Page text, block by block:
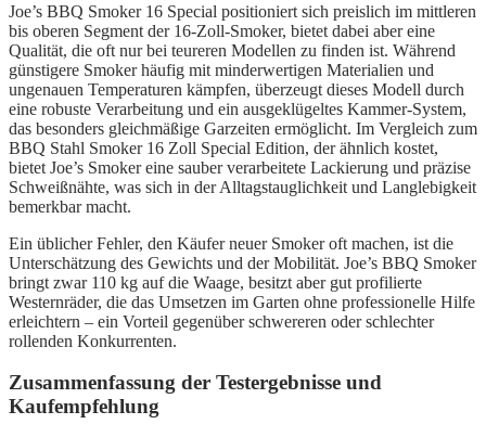
Joe’s BBQ Smoker 16 Special positioniert sich preislich im mittleren
bis oberen Segment der 16-Zoll-Smoker, bietet dabei aber eine
Qualität, die oft nur bei teureren Modellen zu finden ist. Während
günstigere Smoker häufig mit minderwertigen Materialien und
ungenauen Temperaturen kämpfen, überzeugt dieses Modell durch
eine robuste Verarbeitung und ein ausgeklügeltes Kammer-System,
das besonders gleichmäßige Garzeiten ermöglicht. Im Vergleich zum
BBQ Stahl Smoker 16 Zoll Special Edition, der ähnlich kostet,
bietet Joe’s Smoker eine sauber verarbeitete Lackierung und präzise
Schweißnähte, was sich in der Alltagstauglichkeit und Langlebigkeit
bemerkbar macht.
Ein üblicher Fehler, den Käufer neuer Smoker oft machen, ist die
Unterschätzung des Gewichts und der Mobilität. Joe’s BBQ Smoker
bringt zwar 110 kg auf die Waage, besitzt aber gut profilierte
Westernräder, die das Umsetzen im Garten ohne professionelle Hilfe
erleichtern – ein Vorteil gegenüber schwereren oder schlechter
rollenden Konkurrenten.
Zusammenfassung der Testergebnisse und
Kaufempfehlung